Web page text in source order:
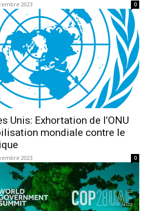
2023 0
Unis: Exhortation de l’ONU
mondiale contre le
2023 0